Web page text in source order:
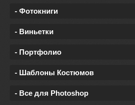
- Фотокниги
- Виньетки
- Портфолио
- Шаблоны Костюмов
- Все для Photoshop